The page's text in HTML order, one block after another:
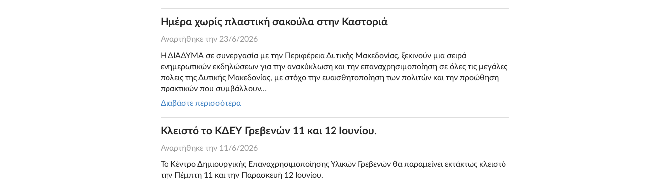
Ημέρα χωρίς πλαστική σακούλα στην Καστοριά
Αναρτήθηκε την 23/6/2026
Η ΔΙΑΔΥΜΑ σε συνεργασία με την Περιφέρεια Δυτικής Μακεδονίας, ξεκινούν μια σειρά
ενημερωτικών εκδηλώσεων για την ανακύκλωση και την επαναχρησιμοποίηση σε όλες τις μεγάλες
πόλεις της Δυτικής Μακεδονίας, με στόχο την ευαισθητοποίηση των πολιτών και την προώθηση
πρακτικών που συμβάλλουν…
Διαβάστε περισσότερα
Κλειστό το ΚΔΕΥ Γρεβενών 11 και 12 Ιουνίου.
Αναρτήθηκε την 11/6/2026
Το Κέντρο Δημιουργικής Επαναχρησιμοποίησης Υλικών Γρεβενών θα παραμείνει εκτάκτως κλειστό
την Πέμπτη 11 και την Παρασκευή 12 Ιουνίου.